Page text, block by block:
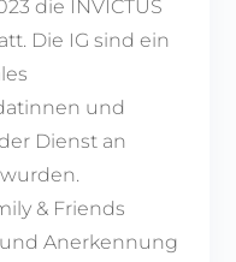
die INVICTUS
Die IG sind ein
und
Dienst an
& Friends
Anerkennung